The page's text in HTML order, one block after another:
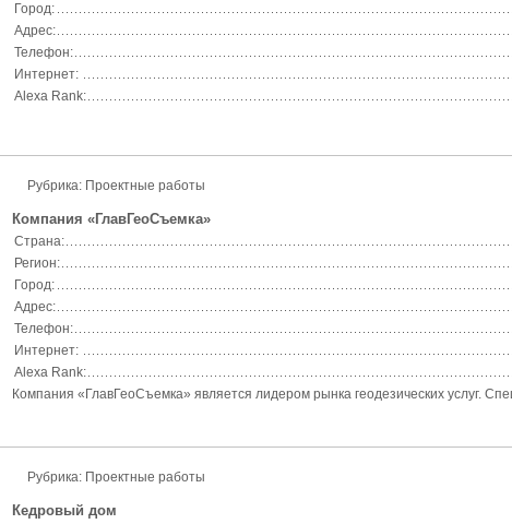
Город:
Адрес:
Телефон:
Интернет:
Alexa Rank:
Рубрика: Проектные работы
Компания «ГлавГеоСъемка»
Страна:
Регион:
Город:
Адрес:
Телефон:
Интернет:
Alexa Rank:
Компания «ГлавГеоСъемка» является лидером рынка геодезических услуг.
Рубрика: Проектные работы
Кедровый дом